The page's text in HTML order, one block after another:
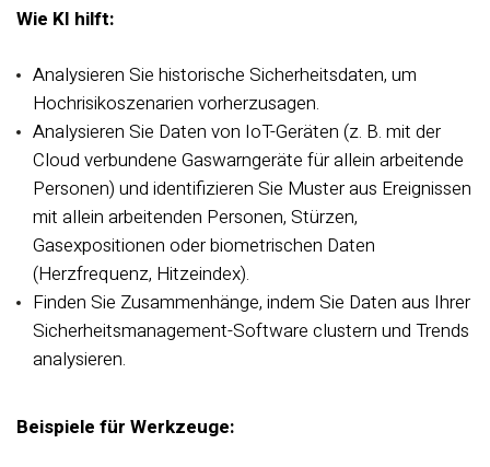
Wie KI hilft:
Analysieren Sie historische Sicherheitsdaten, um
Hochrisikoszenarien vorherzusagen.
Analysieren Sie Daten von IoT-Geräten (z. B. mit der
Cloud verbundene Gaswarngeräte für allein arbeitende
Personen) und identifizieren Sie Muster aus Ereignissen
mit allein arbeitenden Personen, Stürzen,
Gasexpositionen oder biometrischen Daten
(Herzfrequenz, Hitzeindex).
Finden Sie Zusammenhänge, indem Sie Daten aus Ihrer
Sicherheitsmanagement-Software clustern und Trends
analysieren.
Beispiele für Werkzeuge: